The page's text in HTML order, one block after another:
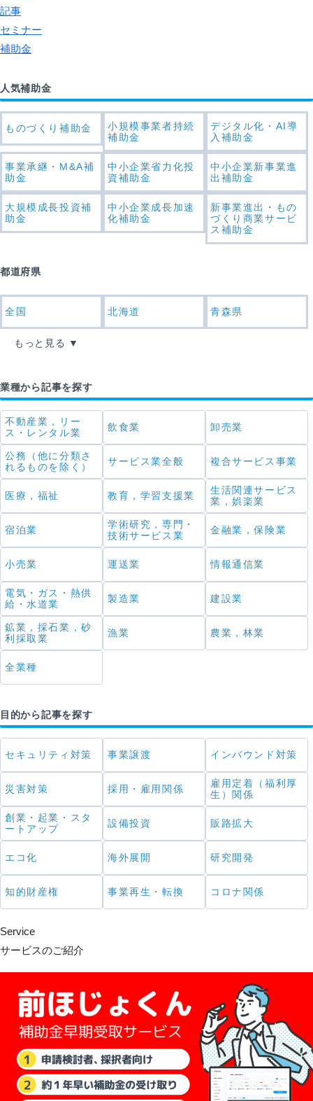
記事
セミナー
補助金
人気補助金
ものづくり補助金
小規模事業者持続
補助金
デジタル化・AI導
入補助金
事業承継・M&A補
助金
中小企業省力化投
資補助金
中小企業新事業進
出補助金
大規模成長投資補
助金
中小企業成長加速
化補助金
新事業進出・もの
づくり商業サービ
ス補助金
都道府県
全国 北海道 青森県
もっと見る
業種から記事を探す
不動産業，リー
ス・レンタル業
飲食業 卸売業
公務（他に分類さ
れるものを除く）
サービス業全般 複合サービス事業
医療，福祉 教育，学習支援業
生活関連サービス
業，娯楽業
宿泊業
学術研究，専門・
技術サービス業
金融業，保険業
小売業 運送業 情報通信業
電気・ガス・熱供
給・水道業
製造業 建設業
鉱業，採石業，砂
利採取業
漁業 農業，林業
全業種
目的から記事を探す
セキュリティ対策 事業譲渡 インバウンド対策
災害対策 採用・雇用関係
雇用定着（福利厚
生）関係
創業・起業・スタ
ートアップ
設備投資 販路拡大
エコ化 海外展開 研究開発
知的財産権 事業再生・転換 コロナ関係
Service
サービスのご紹介